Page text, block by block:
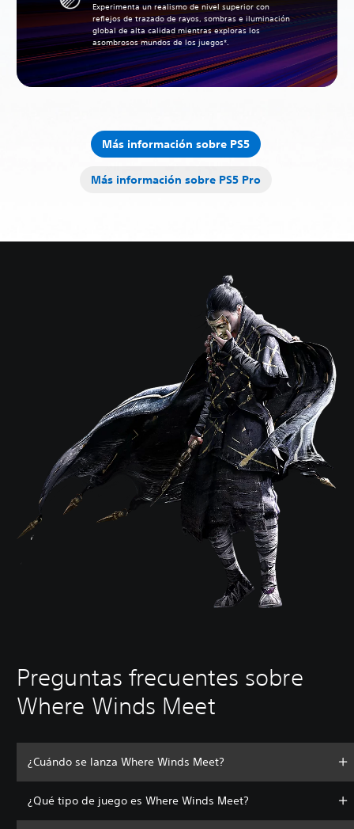
Experimenta un realismo de nivel superior con
reflejos de trazado de rayos, sombras e iluminación
global de alta calidad mientras exploras los
asombrosos mundos de los juegos*.
Más información sobre PS5
Más información sobre PS5 Pro
Preguntas frecuentes sobre
Where Winds Meet
¿Cuándo se lanza Where Winds Meet?
¿Qué tipo de juego es Where Winds Meet?